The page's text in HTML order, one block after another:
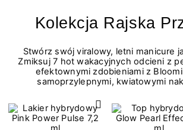
Kolekcja Rajska
Stwórz swój viralowy, letni manicure
Zmiksuj 7 hot wakacyjnych odcieni z
efektownymi zdobieniami z
samoprzylepnymi, kwiatowymi